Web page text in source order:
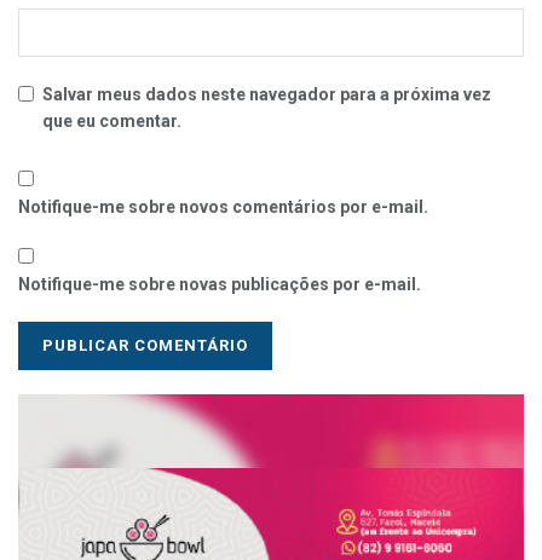
Salvar meus dados neste navegador para a próxima vez
que eu comentar.
Notifique-me sobre novos comentários por e-mail.
Notifique-me sobre novas publicações por e-mail.